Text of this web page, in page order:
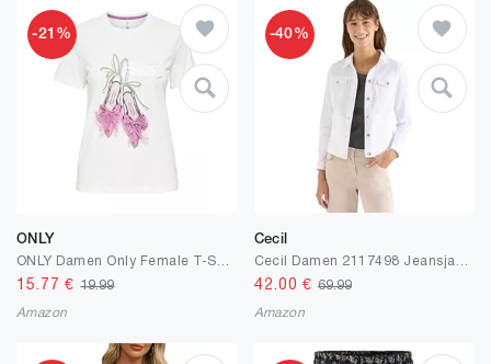
-21%
ONLY
15.77 €19.99
Amazon
-40%
Cecil
42.00 € 69.99
Amazon